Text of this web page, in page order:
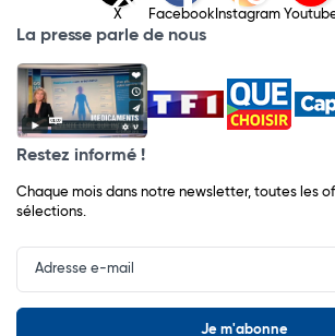
X Facebook Instagram
La presse parle de nous
Restez informé !
Chaque mois dans notre newsletter, toutes les
sélections.
Input
Newsletter